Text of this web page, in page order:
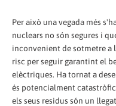
Per això una vegada més
nuclears no són segures i
inconvenient de sotmetre a
risc per seguir garantint el
elèctriques. Ha tornat a
és potencialment
els seus residus són un